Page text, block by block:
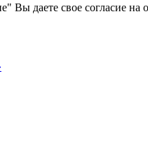
Вы даете свое согласие на